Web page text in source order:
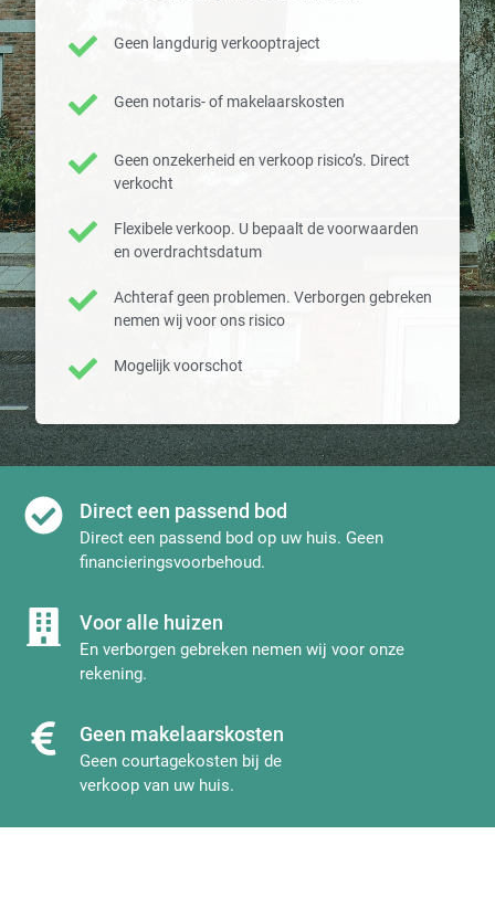
Geen langdurig verkooptraject
Geen notaris- of makelaarskosten
Geen onzekerheid en verkoop risico’s. Direct
verkocht
Flexibele verkoop. U bepaalt de voorwaarden
en overdrachtsdatum
Achteraf geen problemen. Verborgen gebreken
nemen wij voor ons risico
Mogelijk voorschot
Direct een passend bod
Direct een passend bod op uw huis. Geen
financieringsvoorbehoud.
Voor alle huizen
En verborgen gebreken nemen wij voor onze
rekening.
Geen makelaarskosten
Geen courtagekosten bij de
verkoop van uw huis.